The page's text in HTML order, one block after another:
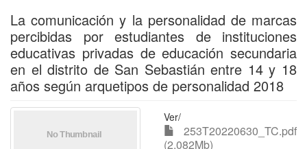
La comunicación y la personalidad de marcas
percibidas por estudiantes de instituciones
educativas privadas de educación secundaria
en el distrito de San Sebastián entre 14 y 18
años según arquetipos de personalidad 2018
Ver/
253T20220630_TC.pdf
(2.082Mb)